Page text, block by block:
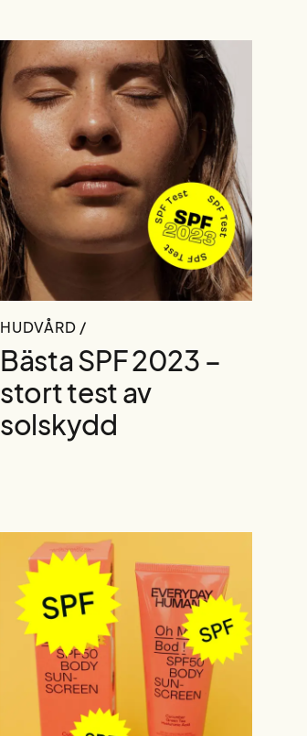
HUDVÅRD /
Bästa SPF 2023 –
stort test av
solskydd